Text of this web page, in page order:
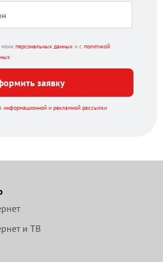
моих персональных данных и с политикой
заявку
информационной и рекламной рассылки
и ТВ